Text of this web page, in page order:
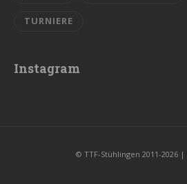
TURNIERE
Instagram
© TTF-Stühlingen 2011-2026 |